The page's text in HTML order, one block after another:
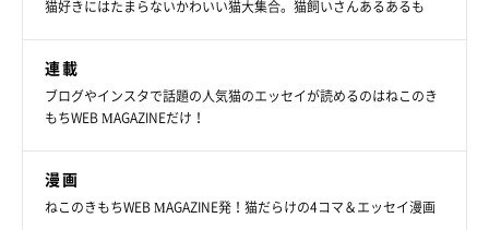
猫好きにはたまらないかわいい猫大集合。猫飼いさんあるあるも
連載
ブログやインスタで話題の人気猫のエッセイが読めるのはねこのき
もちWEB MAGAZINEだけ！
漫画
ねこのきもちWEB MAGAZINE発！猫だらけの4コマ＆エッセイ漫画